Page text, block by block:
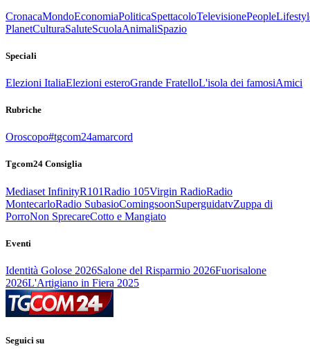
CronacaMondoEconomiaPoliticaSpettacoloTelevisionePeople
PlanetCulturaSaluteScuolaAnimaliSpazio
Speciali
Elezioni ItaliaElezioni esteroGrande FratelloL'isola dei famosiAmici
Rubriche
Oroscopo#tgcom24amarcord
Tgcom24 Consiglia
Mediaset InfinityR101Radio 105Virgin RadioRadio
MontecarloRadio SubasioComingsoonSuperguidatvZuppa di
PorroNon SprecareCotto e Mangiato
Eventi
Identità Golose 2026Salone del Risparmio 2026Fuorisalone
2026L'Artigiano in Fiera 2025
Seguici su